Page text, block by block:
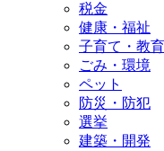
税金
健康・福祉
子育て・教育
ごみ・環境
ペット
防災・防犯
選挙
建築・開発